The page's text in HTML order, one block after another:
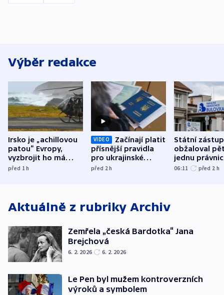
Výběr redakce
Irsko je „achillovou
patou“ Evropy,
vyzbrojit ho má
Francie
před 1h
VIDEO
Začínají platit
přísnější pravidla
pro ukrajinské
uprchlíky
před 2h
Státní
obžaloval
jednu
osobu v
06:11 před 2 h
Aktuálně z rubriky Archiv
Zemřela „česká Bardotka“ Jana
Brejchová
6. 2. 2026 6. 2. 2026
Le Pen byl mužem kontroverzních
výroků a symbolem